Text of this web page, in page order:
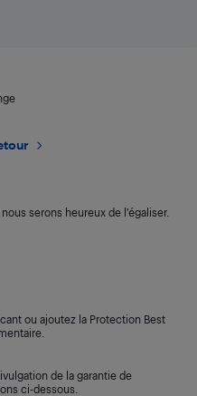
serons heureux de l’égaliser.
ou ajoutez la Protection Best
de la garantie de
ci-dessous.